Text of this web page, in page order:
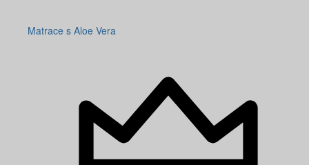
Matrace s Aloe Vera